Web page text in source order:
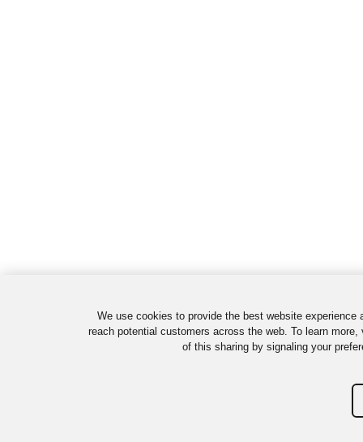
We use cookies to provide the best website
reach potential customers across the web. To learn
of this sharing by signaling your